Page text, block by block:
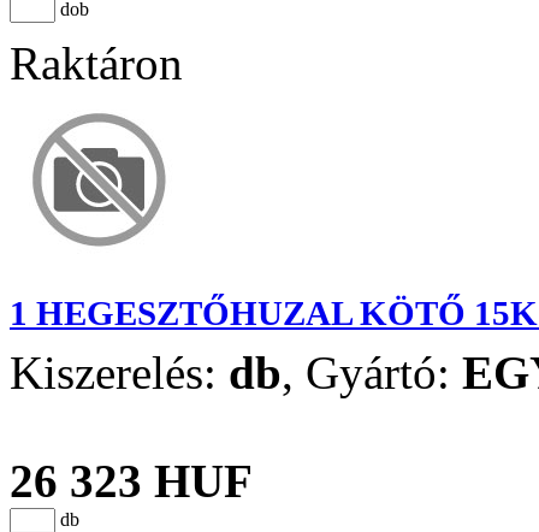
dob
Raktáron
1 HEGESZTŐHUZAL KÖTŐ
Kiszerelés: db, Gyártó:
26 323 HUF
db